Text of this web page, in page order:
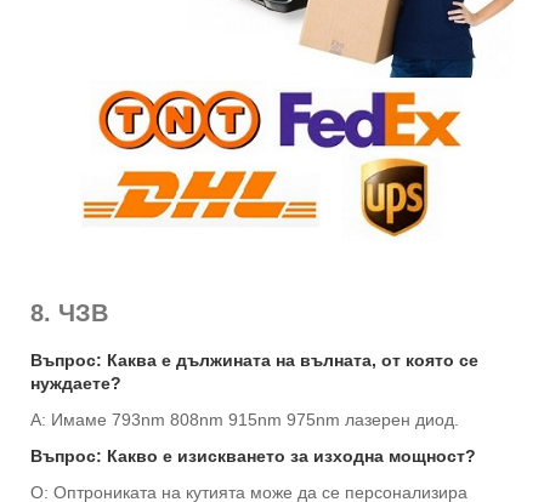
8. ЧЗВ
Въпрос: Каква е дължината на вълната, от която се
нуждаете?
A: Имаме 793nm 808nm 915nm 975nm лазерен диод.
Въпрос: Какво е изискването за изходна мощност?
О: Оптрониката на кутията може да се персонализира